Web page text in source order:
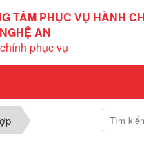
TÂM PHỤC VỤ HÀNH
AN
phục vụ